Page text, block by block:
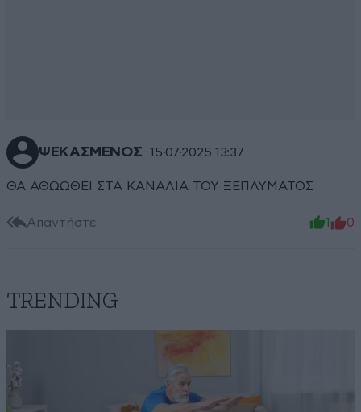
ΨΕΚΑΣΜΕΝΟΣ 15·07·2025 13:37
ΘΑ ΑΘΩΩΘΕΙ ΣΤΑ ΚΑΝΑΛΙΑ ΤΟΥ ΞΕΠΛΥΜΑΤΟΣ
Απαντήστε 1 0
TRENDING